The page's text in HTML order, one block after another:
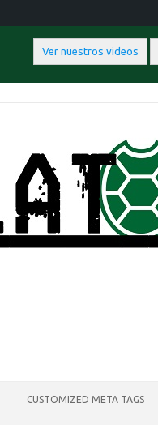
Ver nuestros videos
CUSTOMIZED META TAGS